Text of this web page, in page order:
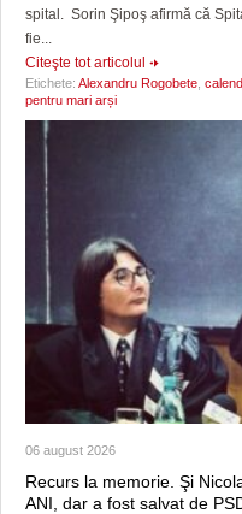
spital. Sorin Şipoş afirmă că
fie...
Citeşte tot articolul
Etichete: Alexandru Rogobete
pentru mari arși
06 august 2026
Recurs la memorie. Şi
ANI, dar a fost salvat de